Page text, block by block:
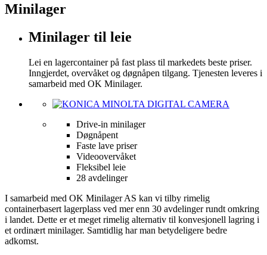
Minilager
Minilager til leie
Lei en lagercontainer på fast plass til markedets beste priser.
Inngjerdet, overvåket og døgnåpen tilgang. Tjenesten leveres i
samarbeid med OK Minilager.
Drive-in minilager
Døgnåpent
Faste lave priser
Videoovervåket
Fleksibel leie
28 avdelinger
I samarbeid med OK Minilager AS kan vi tilby rimelig
containerbasert lagerplass ved mer enn 30 avdelinger rundt omkring
i landet. Dette er et meget rimelig alternativ til konvesjonell lagring i
et ordinært minilager. Samtidlig har man betydeligere bedre
adkomst.